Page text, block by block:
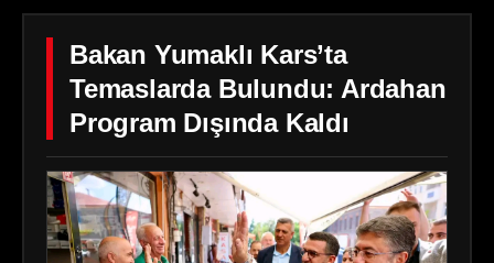
Bakan Yumaklı Kars’ta
Temaslarda Bulundu: Ardahan
Program Dışında Kaldı